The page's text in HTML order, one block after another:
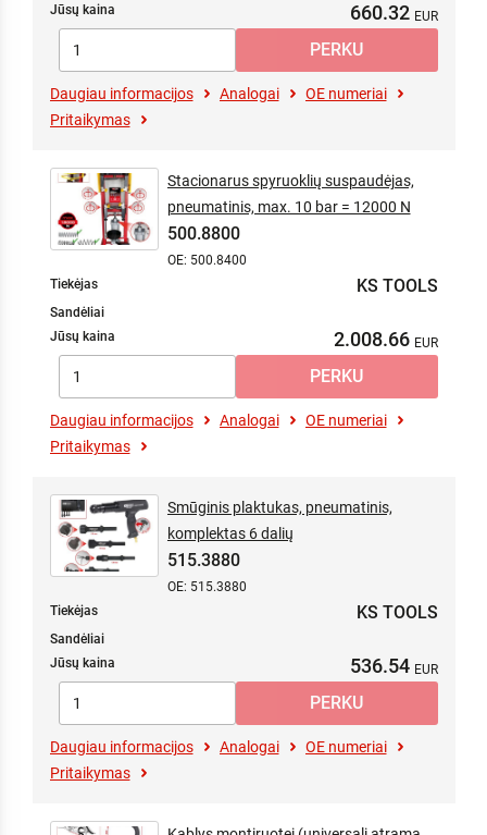
Jūsų kaina
660.32
Daugiau informacijos Analogai
OE numeriai
Pritaikymas
Stacionarus spyruoklių suspaudėjas,
pneumatinis, max. 10 bar = 12000 N
500.8800
OE: 500.8400
Tiekėjas
KS TOOLS
Sandėliai
Jūsų kaina
2.008.66
Daugiau informacijos Analogai
OE numeriai
Pritaikymas
Smūginis plaktukas, pneumatinis,
komplektas 6 dalių
515.3880
OE: 515.3880
Tiekėjas
KS TOOLS
Sandėliai
Jūsų kaina
536.54
Daugiau informacijos Analogai
OE numeriai
Pritaikymas